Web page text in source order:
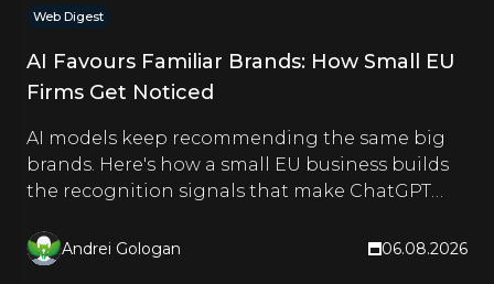
Web Digest
AI Favours Familiar Brands: How Small EU
Firms Get Noticed
AI models keep recommending the same big
brands. Here's how a small EU business builds
the recognition signals that make ChatGPT
Andrei Gologan 06.08.2026